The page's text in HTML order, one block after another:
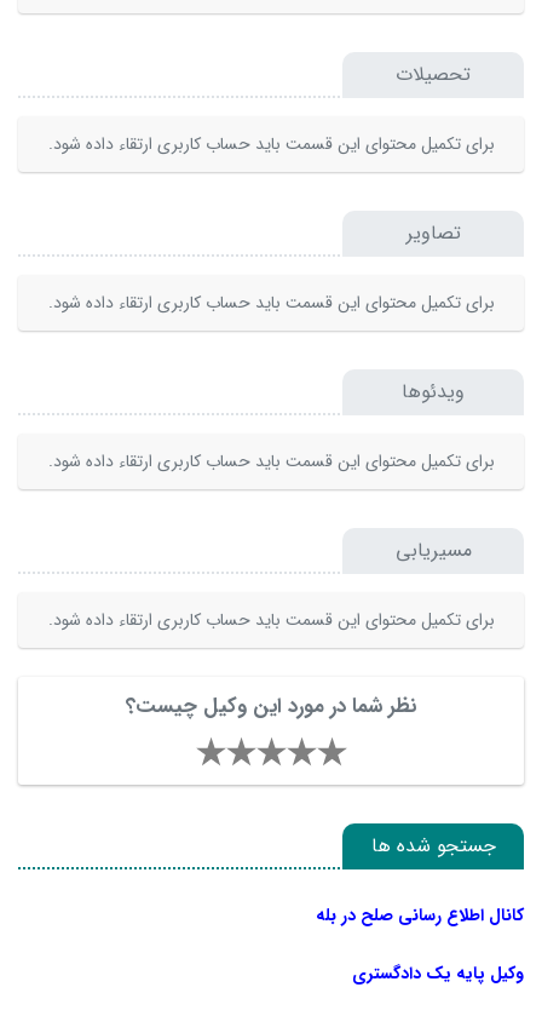
تحصیلات
برای تکمیل محتوای این قسمت باید حساب کاربری ارتقاء داده شود.
تصاویر
برای تکمیل محتوای این قسمت باید حساب کاربری ارتقاء داده شود.
ویدئوها
برای تکمیل محتوای این قسمت باید حساب کاربری ارتقاء داده شود.
مسیریابی
برای تکمیل محتوای این قسمت باید حساب کاربری ارتقاء داده شود.
نظر شما در مورد این وکیل چیست؟
جستجو شده ها
کانال اطلاع رسانی صلح در بله
وکیل پایه یک دادگستری